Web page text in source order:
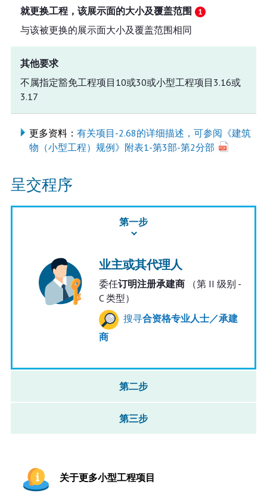
就更换工程，该展示面的大小及覆盖范围
与该被更换的展示面大小及覆盖范围相同
其他要求
不属指定豁免工程项目10或30或小型工程项目3.16或
3.17
更多资料： 有关项目-2.68的详细描述，可参阅《建筑
物（小型工程）规例》附表1-第3部-第2分部
呈交程序
第一步
业主或其代理人
委任订明注册承建商（第 II 级别 -
C 类型）
搜寻合资格专业人士／承建
商
第二步
第三步
关于更多小型工程项目